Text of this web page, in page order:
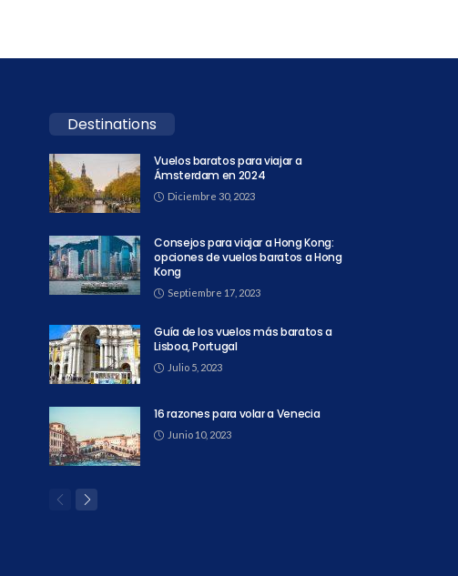
Destinations
Vuelos baratos para viajar a
Ámsterdam en 2024
Diciembre 30, 2023
Consejos para viajar a Hong Kong:
opciones de vuelos baratos a Hong
Kong
Septiembre 17, 2023
Guía de los vuelos más baratos a
Lisboa, Portugal
Julio 5, 2023
16 razones para volar a Venecia
Junio 10, 2023